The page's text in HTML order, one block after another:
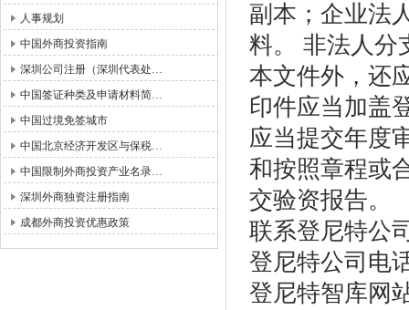
人事规划
中国外商投资指南
深圳公司注册（深圳代表处…
中国签证种类及申请材料简…
中国过境免签城市
中国北京经济开发区与保税…
中国限制外商投资产业名录…
深圳外商独资注册指南
成都外商投资优惠政策
副本；企业法
料。 非法人分
本文件外，还
印件应当加盖
应当提交年度
和按照章程或
交验资报告。
联系登尼特公
登尼特公司电
登尼特智库网